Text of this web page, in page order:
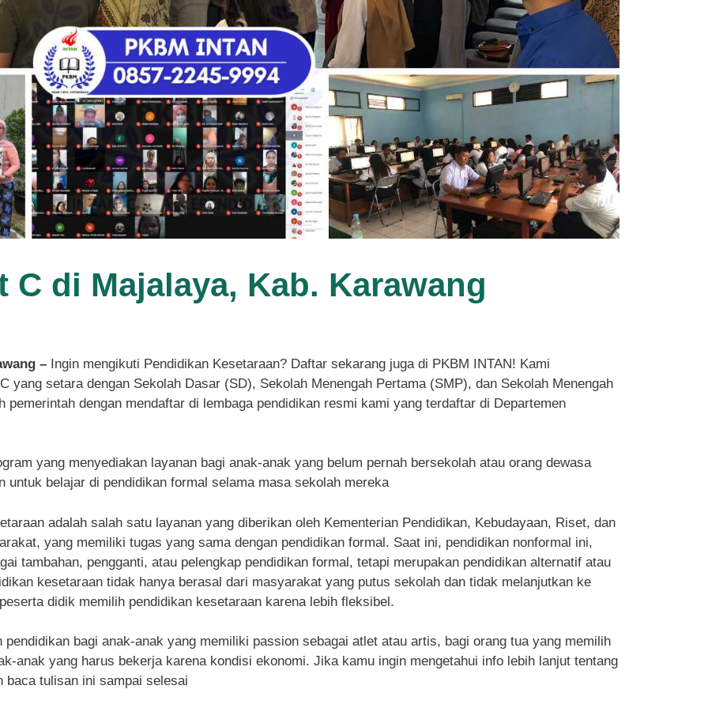
C di Majalaya, Kab. Karawang
– Ingin mengikuti Pendidikan Kesetaraan? Daftar sekarang juga di PKBM INTAN! Kami
yang setara dengan Sekolah Dasar (SD), Sekolah Menengah Pertama (SMP), dan Sekolah Menengah
dengan mendaftar di lembaga pendidikan resmi kami yang terdaftar di Departemen
yang menyediakan layanan bagi anak-anak yang belum pernah bersekolah atau orang dewasa
untuk belajar di pendidikan formal selama masa sekolah mereka
adalah salah satu layanan yang diberikan oleh Kementerian Pendidikan, Kebudayaan, Riset, dan
yang memiliki tugas yang sama dengan pendidikan formal. Saat ini, pendidikan nonformal ini,
tambahan, pengganti, atau pelengkap pendidikan formal, tetapi merupakan pendidikan alternatif atau
kesetaraan tidak hanya berasal dari masyarakat yang putus sekolah dan tidak melanjutkan ke
didik memilih pendidikan kesetaraan karena lebih fleksibel.
bagi anak-anak yang memiliki passion sebagai atlet atau artis, bagi orang tua yang memilih
anak yang harus bekerja karena kondisi ekonomi. Jika kamu ingin mengetahui info lebih lanjut tentang
baca tulisan ini sampai selesai